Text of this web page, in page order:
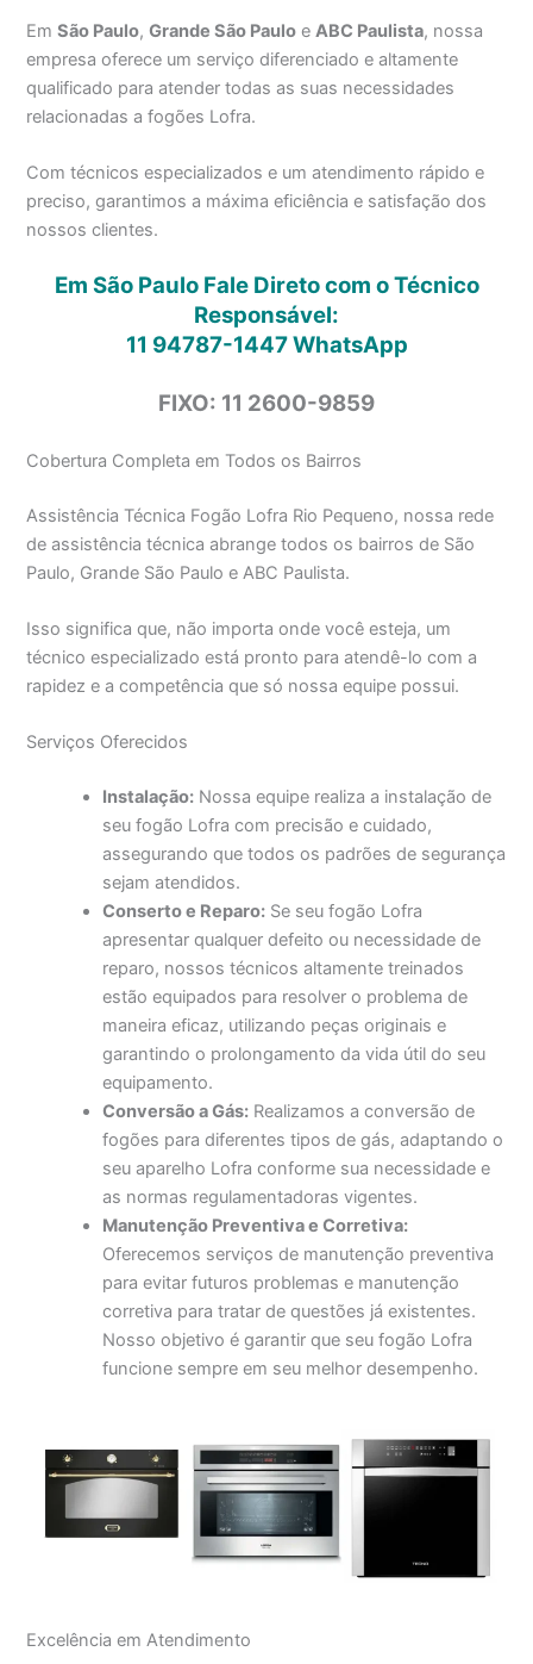
EmSão Paulo,Grande São Paulo e ABC Paulista, nossa
empresa oferece um serviço diferenciado e altamente
qualificado para atender todas as suas necessidades
relacionadas a fogões Lofra.
Com técnicos especializados e um atendimento rápido e
preciso, garantimos a máxima eficiência e satisfação dos
nossos clientes.
Em São Paulo Fale Direto com o Técnico
Responsável:
11 94787-1447WhatsApp
FIXO: 11 2600-9859
Cobertura Completa em Todos os Bairros
Assistência Técnica Fogão Lofra Rio Pequeno, nossa rede
de assistência técnica abrange todos os bairros de São
Paulo, Grande São Paulo e ABC Paulista.
Isso significa que, não importa onde você esteja, um
técnico especializado está pronto para atendê-lo com a
rapidez e a competência que só nossa equipe possui.
Serviços Oferecidos
Instalação: Nossa equipe realiza a instalação de
seu fogão Lofra com precisão e cuidado,
assegurando que todos os padrões de segurança
sejam atendidos.
Conserto e Reparo: Se seu fogão Lofra
apresentar qualquer defeito ou necessidade de
reparo, nossos técnicos altamente treinados
estão equipados para resolver o problema de
maneira eficaz, utilizando peças originais e
garantindo o prolongamento da vida útil do seu
equipamento.
Conversão a Gás: Realizamos a conversão de
fogões para diferentes tipos de gás, adaptando o
seu aparelho Lofra conforme sua necessidade e
as normas regulamentadoras vigentes.
Manutenção Preventiva e Corretiva:
Oferecemos serviços de manutenção preventiva
para evitar futuros problemas e manutenção
corretiva para tratar de questões já existentes.
Nosso objetivo é garantir que seu fogão Lofra
funcione sempre em seu melhor desempenho.
Excelência em Atendimento